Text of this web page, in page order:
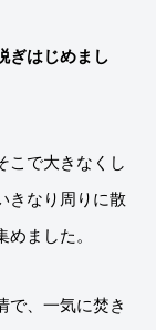
ぎはじめまし
こで大きなくし
きなり周りに散
めました。
で、一気に焚き